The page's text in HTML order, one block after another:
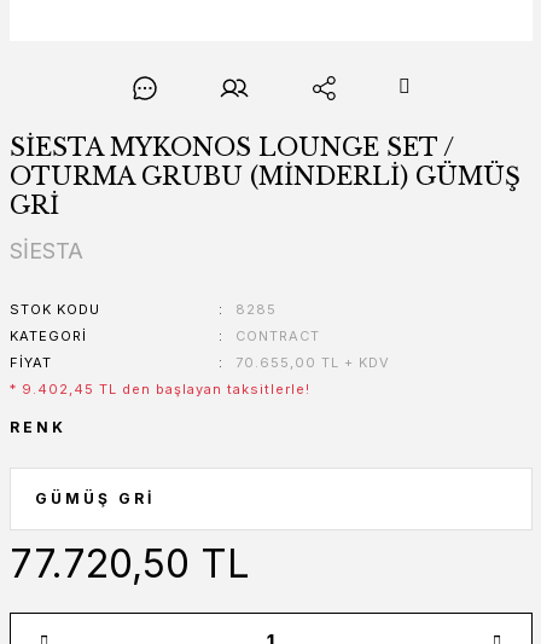
SİESTA MYKONOS LOUNGE SET /
OTURMA GRUBU (MİNDERLİ) GÜMÜŞ
GRİ
SİESTA
STOK KODU
8285
KATEGORI
CONTRACT
FIYAT
70.655,00 TL + KDV
* 9.402,45 TL den başlayan taksitlerle!
RENK
77.720,50 TL